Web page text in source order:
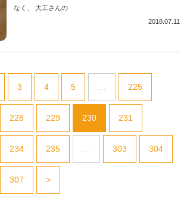
なく、 大工さんの
2018.07.11
3 4 5 … 225
228 229 230 231
234 235 … 303 304
307 >